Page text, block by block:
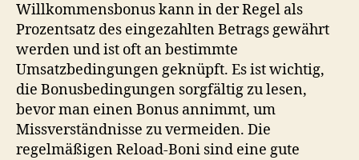
Willkommensbonus kann in der Regel als
Prozentsatz des eingezahlten Betrags gewährt
werden und ist oft an bestimmte
Umsatzbedingungen geknüpft. Es ist wichtig,
die Bonusbedingungen sorgfältig zu lesen,
bevor man einen Bonus annimmt, um
Missverständnisse zu vermeiden. Die
regelmäßigen Reload-Boni sind eine gute